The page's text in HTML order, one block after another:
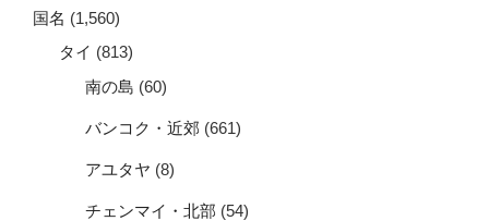
国名 (1,560)
タイ (813)
南の島 (60)
バンコク・近郊 (661)
アユタヤ (8)
チェンマイ・北部 (54)